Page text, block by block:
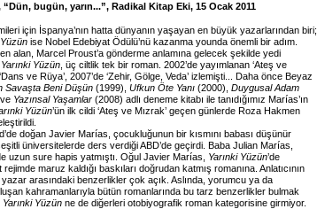
bugün, yarın...”, Radikal Kitap Eki, 15 Ocak 2011
için İspanya’nın hatta dünyanın yaşayan en büyük yazarlarından biri;
Yüzün ise Nobel Edebiyat Ödülü’nü kazanma younda önemli bir adım.
alan, Marcel Proust’a gönderme anlamına gelecek şekilde yedi
Yarınki Yüzün , üç ciltlik tek bir roman. 2002’de yayımlanan ‘Ateş ve
‘Dans ve Rüya’, 2007’de ‘Zehir, Gölge, Veda’ izlemişti... Daha önce Beyaz
Savaşta Beni Düşün (1999), Ufkun Öte Yanı (2000), Duygusal Adam
Yazınsal Yaşamlar (2008) adlı deneme kitabı ile tanıdığımız Marías’ın
Yüzün’ün ilk cildi ‘Ateş ve Mızrak’ geçen günlerde Roza Hakmen
doğan Javier Marías, çocukluğunun bir kısmını babası düşünür
üniversitelerde ders verdiği ABD’de geçirdi. Baba Julian Marías,
uzun sure hapis yatmıştı. Oğul Javier Marías, Yarınki Yüzün’de
maruz kaldığı baskıları doğrudan katmış romanına. Anlatıcının
arasındaki benzerlikler çok açık. Aslında, yorumcu ya da
kahramanlarıyla bütün romanlarında bu tarz benzerlikler bulmak
Yarınki Yüzün ne de diğerleri otobiyografik roman kategorisine girmiyor.